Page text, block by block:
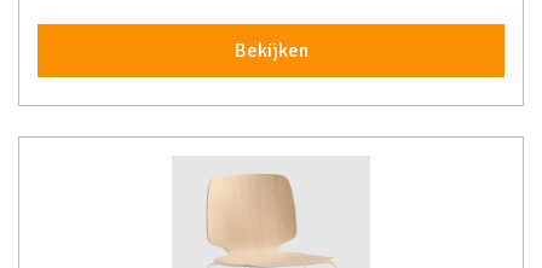
Bekijken